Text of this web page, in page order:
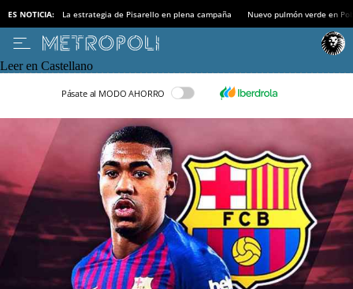
ES NOTICIA: La estrategia de Pisarello en plena campaña Nuevo pulmón verde en
Leer en Castellano
Pásate al MODO AHORRO